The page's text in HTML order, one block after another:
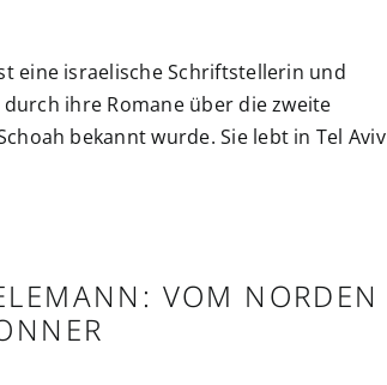
eine israelische Schriftstellerin und
ihre Romane über die zweite
bekannt wurde. Sie lebt in Tel Aviv
VOM NORDEN